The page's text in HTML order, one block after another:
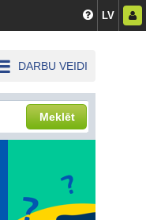
LV
DARBU VEIDI
Meklēt